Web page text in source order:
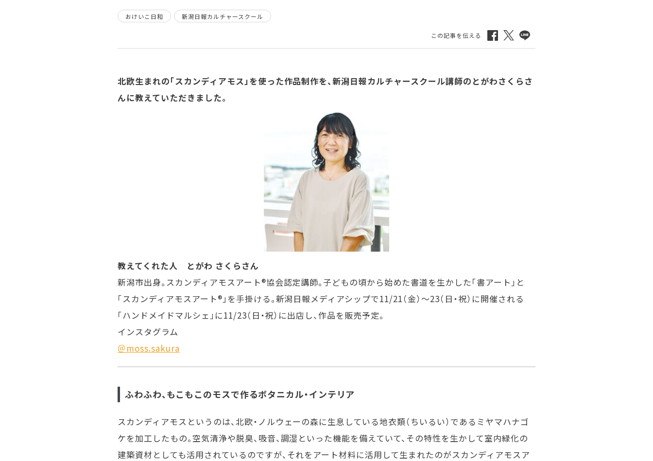
おけいこ日和 新潟日報カルチャースクール
北欧生まれの「スカンディアモス」を使った作品制作を、新潟日報カルチャースクール講師のとがわさくらさ
んに教えていただきました。
教えてくれた人 とがわ さくらさん
新潟市出身。スカンディアモスアート®協会認定講師。子どもの頃から始めた書道を生かした「書アート」と
「スカンディアモスアート®」を手掛ける。新潟日報メディアシップで11/21（金）〜23（日・祝）に開催される
「ハンドメイドマルシェ」に11/23（日・祝）に出店し、作品を販売予定。
インスタグラム
＠moss.sakura
ふわふわ、もこもこのモスで作るボタニカル・インテリア
スカンディアモスというのは、北欧・ノルウェーの森に生息している地衣類（ちいるい）であるミヤマハナゴ
ケを加工したもの。空気清浄や脱臭、吸音、調湿といった機能を備えていて、その特性を生かして室内緑化の
建築資材としても活用されているのですが、それをアート材料に活用して生まれたのがスカンディアモスア